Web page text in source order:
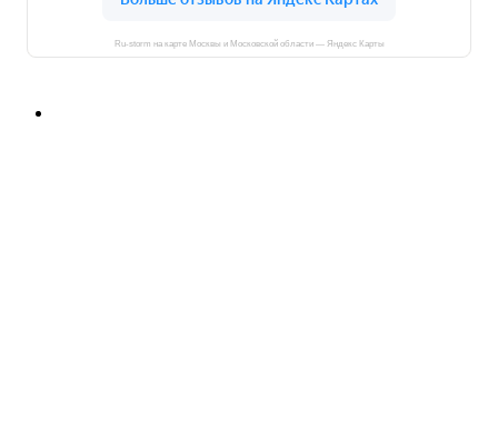
Ru-storm на карте Москвы и Московской области — Яндекс Карты